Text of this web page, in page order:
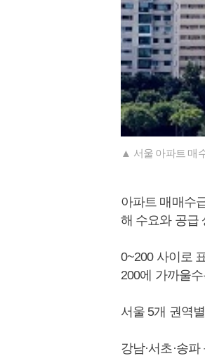
▲ 서울 아파트 매
아파트 매매수
해 수요와 공급
0~200 사이로
200에 가까울
서울 5개 권역
강남·서초·송